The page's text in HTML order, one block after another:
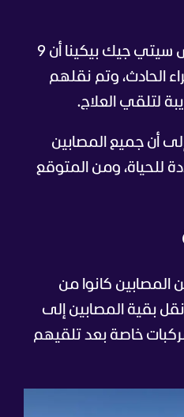
وأكد قائد شرطة كانساس سيتي جيك بيكينا أن 9
الحادث، وتم نقلهم
لتلقي العلاج.
أن جميع المصابين
للحياة، ومن المتوقع
الشرطة أن 3 من المصابين كانوا من
نقل بقية المصابين إلى
خاصة بعد تلقيهم